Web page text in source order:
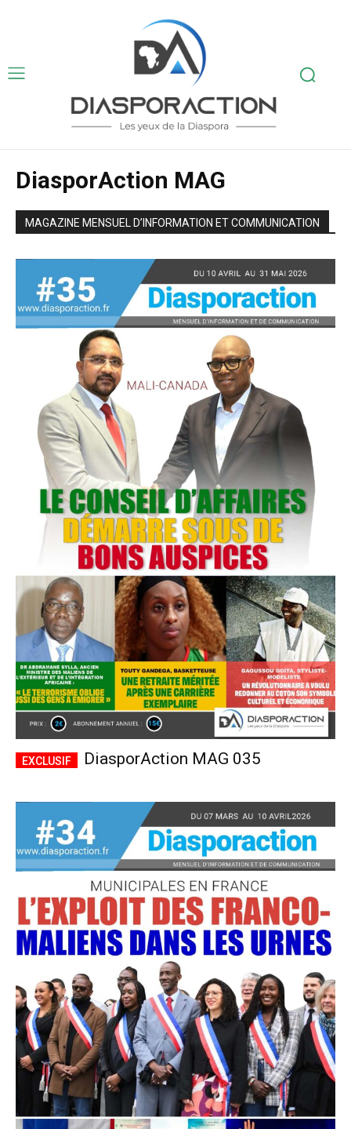
DiasporAction MAG
MAGAZINE MENSUEL D’INFORMATION ET COMMUNICATION
DiasporAction MAG 035